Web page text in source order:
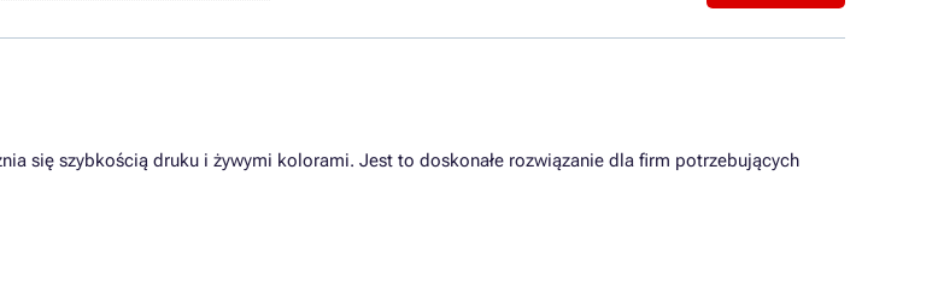
się szybkością druku i żywymi kolorami. Jest to doskonałe rozwiązanie dla firm potrzebujących